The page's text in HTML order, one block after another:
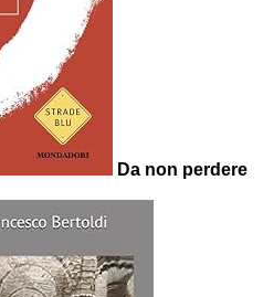
Da non perdere